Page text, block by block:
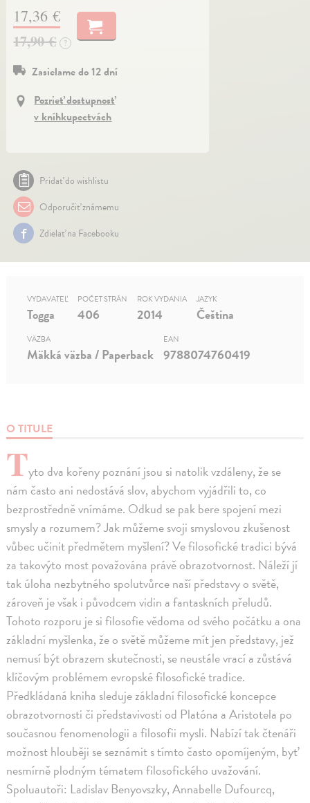
17,36 €
17,90 €
?
Zasielame do 12 dní
Pozrieť dostupnosť
v kníhkupectvách
Pridať do wishlistu
Odporučiť známemu
Zdielať na Facebooku
O TITULE
Tyto dva kořeny poznání jsou si natolik vzdáleny, že se
nám často ani nedostává slov, abychom vyjádřili to, co
bezprostředně vnímáme. Odkud se pak bere spojení mezi
smysly a rozumem? Jak můžeme svoji smyslovou zkušenost
vůbec učinit předmětem myšlení? Ve filosofické tradici bývá
za takovýto most považována právě obrazotvornost. Náleží jí
tak úloha nezbytného spolutvůrce naší představy o světě,
zároveň je však i původcem vidin a fantaskních přeludů.
Tohoto rozporu je si filosofie vědoma od svého počátku a ona
základní myšlenka, že o světě můžeme mít jen představy, jež
nemusí být obrazem skutečnosti, se neustále vrací a zůstává
klíčovým problémem evropské filosofické tradice.
Předkládaná kniha sleduje základní filosofické koncepce
obrazotvornosti či představivosti od Platóna a Aristotela po
současnou fenomenologii a filosofii mysli. Nabízí tak čtenáři
možnost hlouběji se seznámit s tímto často opomíjeným, byť
nesmírně plodným tématem filosofického uvažování.
Spoluautoři: Ladislav Benyovszky, Annabelle Dufourcq,
VYDAVATEĽ
Togga
POČET STRÁN
406
ROK VYDANIA
2014
JAZYK
Čeština
VÄZBA
Mäkká väzba / Paperback
EAN
9788074760419